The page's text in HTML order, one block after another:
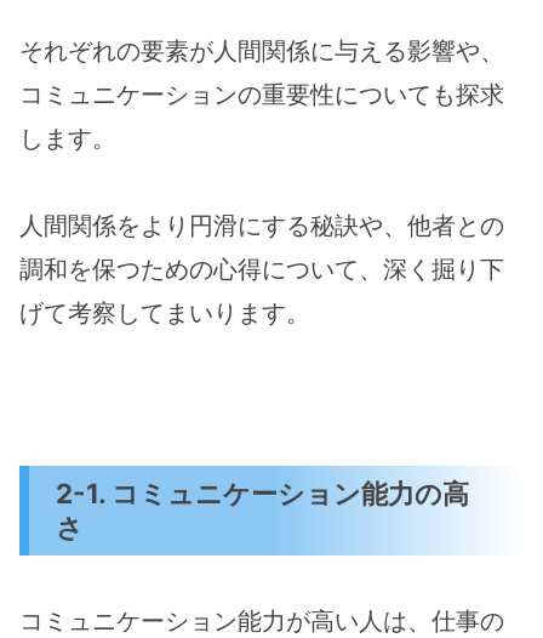
それぞれの要素が人間関係に与える影響や、
コミュニケーションの重要性についても探求
します。
人間関係をより円滑にする秘訣や、他者との
調和を保つための心得について、深く掘り下
げて考察してまいります。
2-1. コミュニケーション能力の高
さ
コミュニケーション能力が高い人は、仕事の